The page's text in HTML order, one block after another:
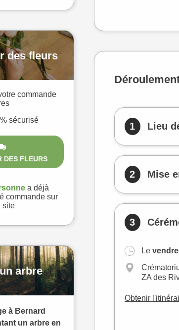
des fleurs
commande
sécurisé
DES FLEURS
a déjà
commande sur
site
arbre
à Bernard
un arbre en
1 Lieu
2 Mise
3
Le
ZA des
Obtenir